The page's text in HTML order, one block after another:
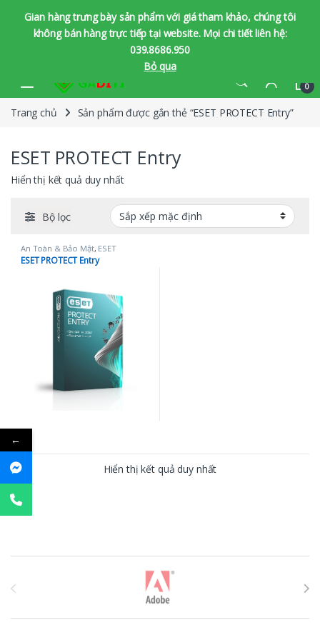
Gian hàng trưng bày sản phẩm với giá tham khảo, chúng tôi
không bán hàng trực tiếp tại website. Mọi chi tiết liên hệ:
039.8686.950
Bỏ qua
0
Trang chủ Sản phẩm được gắn thẻ “ESET PROTECT Entry”
ESET PROTECT Entry
Hiển thị kết quả duy nhất
Bộ lọc
An Toàn & Bảo Mật, ESET
ESET PROTECT Entry
Hiển thị kết quả duy nhất
ư
←